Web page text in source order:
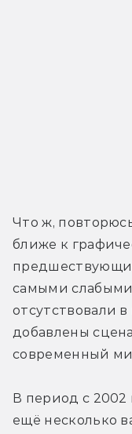
Что ж,
ближе к
самыми
отсутствовали
добавлены
современный
В период с 2002
ещё несколько